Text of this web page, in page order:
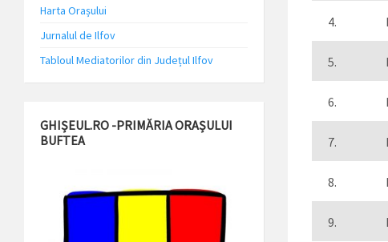
4.
5.
6.
7.
8.
9.
Harta Orașului
Jurnalul de Ilfov
Tabloul Mediatorilor din Județul Ilfov
GHIȘEUL.RO -PRIMĂRIA ORAȘULUI
BUFTEA